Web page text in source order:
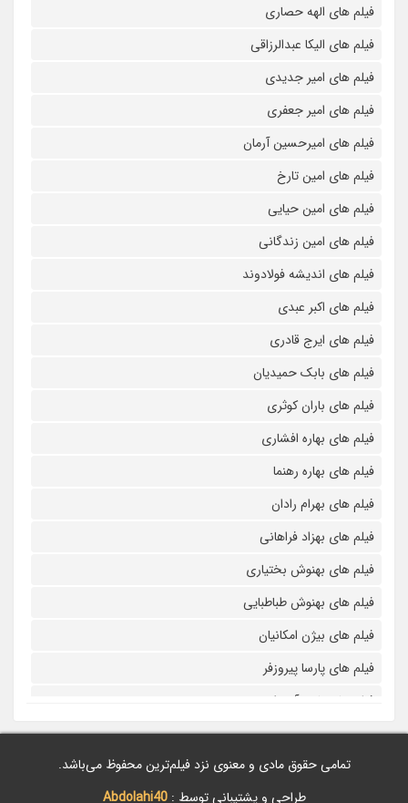
فیلم های الهه حصاری
فیلم های الیکا عبدالرزاقی
فیلم های امیر جدیدی
فیلم های امیر جعفری
فیلم های امیرحسین آرمان
فیلم های امین تارخ
فیلم های امین حیایی
فیلم های امین زندگانی
فیلم های اندیشه فولادوند
فیلم های اکبر عبدی
فیلم های ایرج قادری
فیلم های بابک حمیدیان
فیلم های باران کوثری
فیلم های بهاره افشاری
فیلم های بهاره رهنما
فیلم های بهرام رادان
فیلم های بهزاد فراهانی
فیلم های بهنوش بختیاری
فیلم های بهنوش طباطبایی
فیلم های بیژن امکانیان
فیلم های پارسا پیروزفر
فیلم های پانته آ بهرام
فیلم های پولاد کیمیایی
فیلم های پویا امینی
فیلم های پژمان بازغی
تمامی حقوق مادی و معنوی نزد فیلم‌ترین محفوظ می‌باشد.
طراحی و پشتیبانی توسط :Abdolahi40